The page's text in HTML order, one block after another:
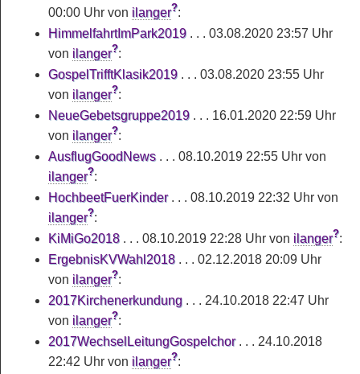
00:00 Uhr von ilanger?:
HimmelfahrtImPark2019 . . . 03.08.2020 23:57 Uhr
von ilanger?:
GospelTrifftKlasik2019 . . . 03.08.2020 23:55 Uhr
von ilanger?:
NeueGebetsgruppe2019 . . . 16.01.2020 22:59 Uhr
von ilanger?:
AusflugGoodNews. . . 08.10.2019 22:55 Uhr von
ilanger?:
HochbeetFuerKinder. . . 08.10.2019 22:32 Uhr von
ilanger?:
KiMiGo2018 . . . 08.10.2019 22:28 Uhr von ilanger?:
ErgebnisKVWahl2018 . . . 02.12.2018 20:09 Uhr
von ilanger?:
2017Kirchenerkundung . . . 24.10.2018 22:47 Uhr
von ilanger?:
2017WechselLeitungGospelchor. . . 24.10.2018
22:42 Uhr von ilanger?: